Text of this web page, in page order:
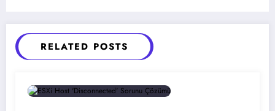
RELATED POSTS